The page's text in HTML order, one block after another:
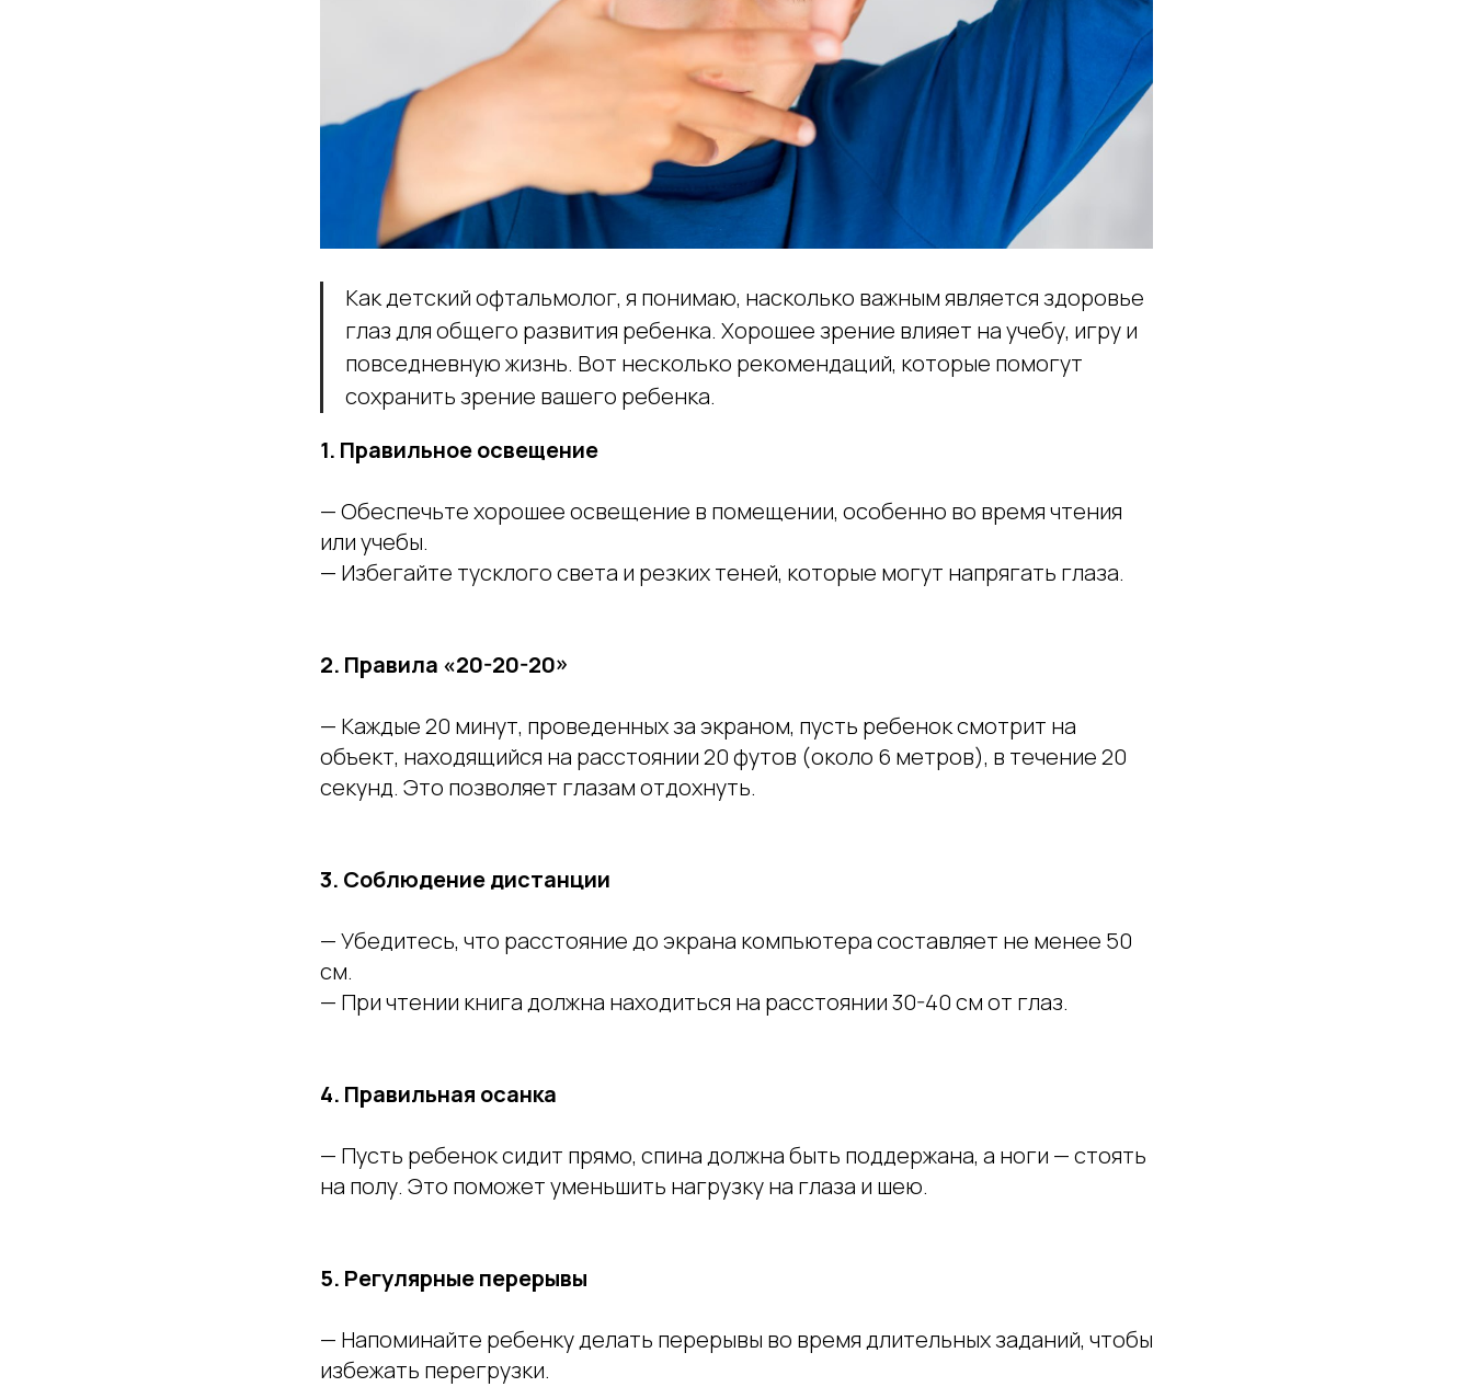
Как детский офтальмолог, я понимаю, насколько важным является здоровье
глаз для общего развития ребенка. Хорошее зрение влияет на учебу, игру и
повседневную жизнь. Вот несколько рекомендаций, которые помогут
сохранить зрение вашего ребенка.
1. Правильное освещение
— Обеспечьте хорошее освещение в помещении, особенно во время чтения
или учебы.
— Избегайте тусклого света и резких теней, которые могут напрягать глаза.
2. Правила «20-20-20»
— Каждые 20 минут, проведенных за экраном, пусть ребенок смотрит на
объект, находящийся на расстоянии 20 футов (около 6 метров), в течение 20
секунд. Это позволяет глазам отдохнуть.
3. Соблюдение дистанции
— Убедитесь, что расстояние до экрана компьютера составляет не менее 50
см.
— При чтении книга должна находиться на расстоянии 30-40 см от глаз.
4. Правильная осанка
— Пусть ребенок сидит прямо, спина должна быть поддержана, а ноги — стоять
на полу. Это поможет уменьшить нагрузку на глаза и шею.
5. Регулярные перерывы
— Напоминайте ребенку делать перерывы во время длительных заданий, чтобы
избежать перегрузки.